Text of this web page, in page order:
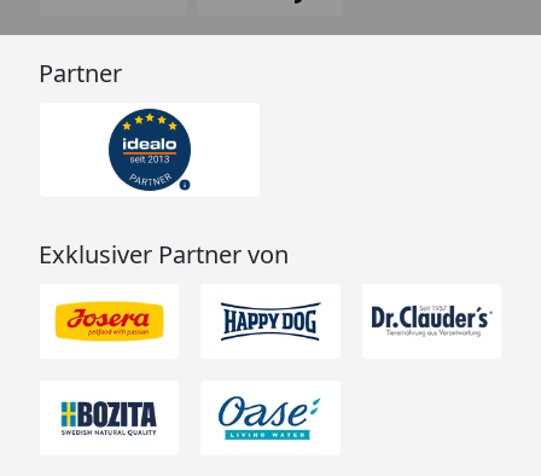
Partner
Exklusiver Partner von